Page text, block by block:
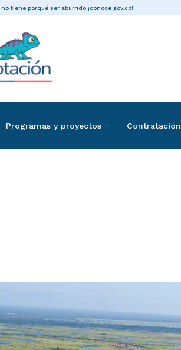
tiene porqué ser aburrido ¡conoce gov.co!
Programas y proyectos Contratación